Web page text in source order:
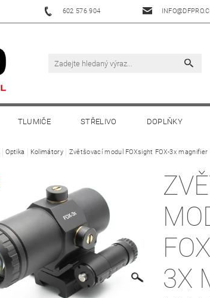
602 576 904
TLUMIČE STŘELIVO DOPLŇKY
Optika Kolimátory Zvětšovací modul FOXsight FOX-3x magnifier
3X